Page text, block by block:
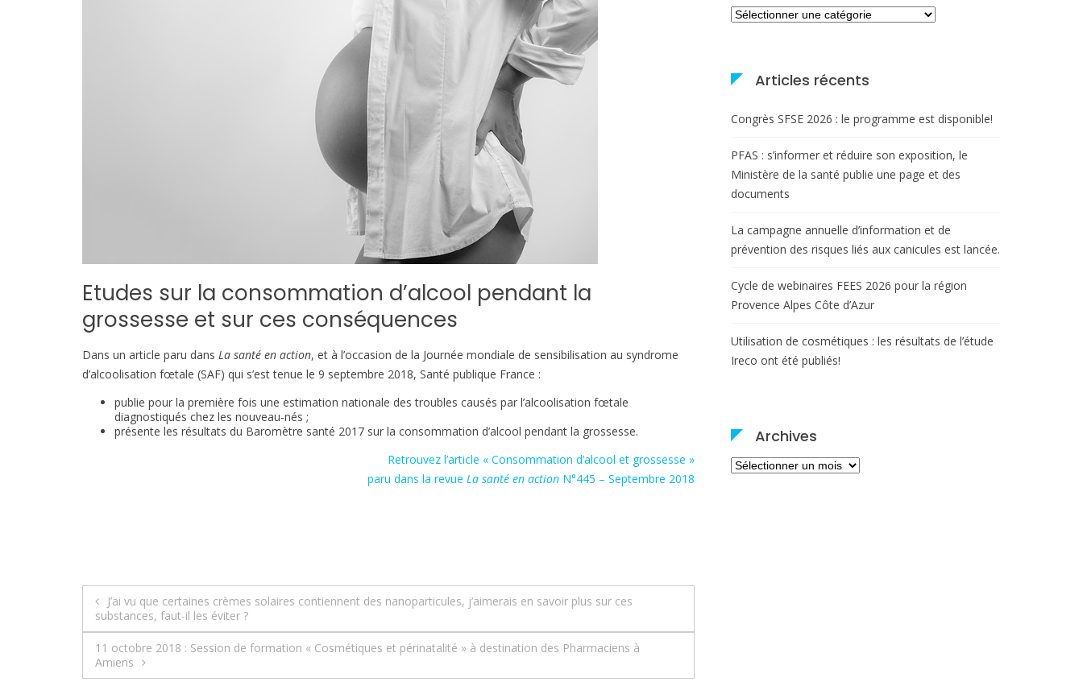
Etudes sur la consommation d’alcool pendant la
grossesse et sur ces conséquences
Dans un article paru dans La santé en action, et à l’occasion de la Journée mondiale de sensibilisation au syndrome
d’alcoolisation fœtale (SAF) qui s’est tenue le 9 septembre 2018, Santé publique France :
publie pour la première fois une estimation nationale des troubles causés par l’alcoolisation fœtale
diagnostiqués chez les nouveau‑nés ;
présente les résultats du Baromètre santé 2017 sur la consommation d’alcool pendant la grossesse.
Retrouvez l’article « Consommation d’alcool et grossesse »
paru dans la revue La santé en action N°445 – Septembre 2018
Navigation
de
l’article
J’ai vu que certaines crèmes solaires contiennent des nanoparticules, j’aimerais en savoir plus sur ces
substances, faut-il les éviter ?
11 octobre 2018 : Session de formation « Cosmétiques et périnatalité » à destination des Pharmaciens à
Amiens
Catégories
Articles récents
Congrès SFSE 2026 : le programme est disponible!
PFAS : s’informer et réduire son exposition, le
Ministère de la santé publie une page et des
documents
La campagne annuelle d’information et de
prévention des risques liés aux canicules est lancée.
Cycle de webinaires FEES 2026 pour la région
Provence Alpes Côte d’Azur
Utilisation de cosmétiques : les résultats de l’étude
Ireco ont été publiés!
Archives
Archives